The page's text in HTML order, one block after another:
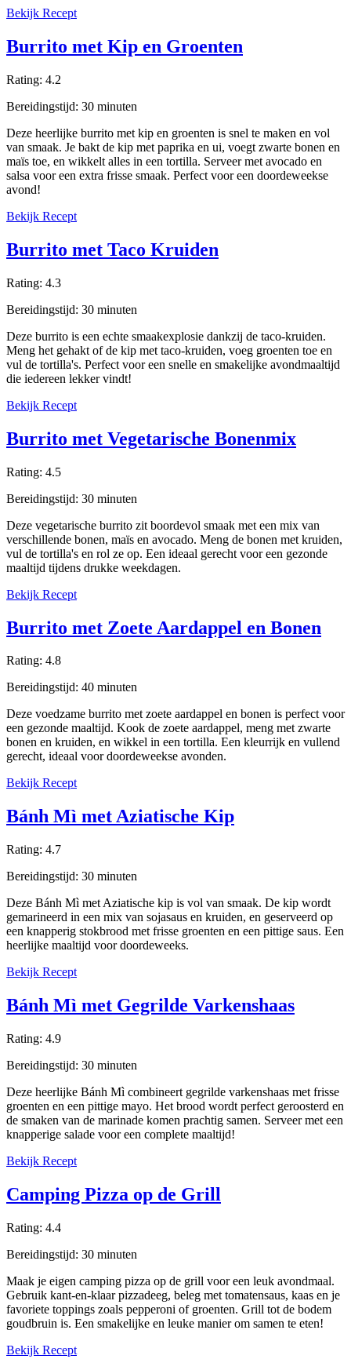
Bekijk Recept
Burrito met Kip en Groenten
Rating: 4.2
Bereidingstijd: 30 minuten
Deze heerlijke burrito met kip en groenten is snel te maken en vol
van smaak. Je bakt de kip met paprika en ui, voegt zwarte bonen en
maïs toe, en wikkelt alles in een tortilla. Serveer met avocado en
salsa voor een extra frisse smaak. Perfect voor een doordeweekse
avond!
Bekijk Recept
Burrito met Taco Kruiden
Rating: 4.3
Bereidingstijd: 30 minuten
Deze burrito is een echte smaakexplosie dankzij de taco-kruiden.
Meng het gehakt of de kip met taco-kruiden, voeg groenten toe en
vul de tortilla's. Perfect voor een snelle en smakelijke avondmaaltijd
die iedereen lekker vindt!
Bekijk Recept
Burrito met Vegetarische Bonenmix
Rating: 4.5
Bereidingstijd: 30 minuten
Deze vegetarische burrito zit boordevol smaak met een mix van
verschillende bonen, maïs en avocado. Meng de bonen met kruiden,
vul de tortilla's en rol ze op. Een ideaal gerecht voor een gezonde
maaltijd tijdens drukke weekdagen.
Bekijk Recept
Burrito met Zoete Aardappel en Bonen
Rating: 4.8
Bereidingstijd: 40 minuten
Deze voedzame burrito met zoete aardappel en bonen is perfect voor
een gezonde maaltijd. Kook de zoete aardappel, meng met zwarte
bonen en kruiden, en wikkel in een tortilla. Een kleurrijk en vullend
gerecht, ideaal voor doordeweekse avonden.
Bekijk Recept
Bánh Mì met Aziatische Kip
Rating: 4.7
Bereidingstijd: 30 minuten
Deze Bánh Mì met Aziatische kip is vol van smaak. De kip wordt
gemarineerd in een mix van sojasaus en kruiden, en geserveerd op
een knapperig stokbrood met frisse groenten en een pittige saus. Een
heerlijke maaltijd voor doordeweeks.
Bekijk Recept
Bánh Mì met Gegrilde Varkenshaas
Rating: 4.9
Bereidingstijd: 30 minuten
Deze heerlijke Bánh Mì combineert gegrilde varkenshaas met frisse
groenten en een pittige mayo. Het brood wordt perfect geroosterd en
de smaken van de marinade komen prachtig samen. Serveer met een
knapperige salade voor een complete maaltijd!
Bekijk Recept
Camping Pizza op de Grill
Rating: 4.4
Bereidingstijd: 30 minuten
Maak je eigen camping pizza op de grill voor een leuk avondmaal.
Gebruik kant-en-klaar pizzadeeg, beleg met tomatensaus, kaas en je
favoriete toppings zoals pepperoni of groenten. Grill tot de bodem
goudbruin is. Een smakelijke en leuke manier om samen te eten!
Bekijk Recept